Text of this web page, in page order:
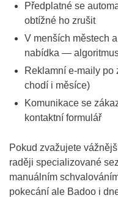
Předplatné se
obtížné ho zrušit
V menších městech
nabídka —
Reklamní e-maily po
chodí i měsíce)
Komunikace se
kontaktní formulář
Pokud zvažujete
raději specializované
manuálním
pokecání ale Badoo i